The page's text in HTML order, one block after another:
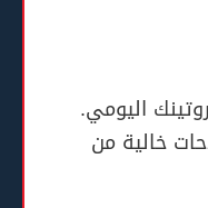
اليومي.
خالية من